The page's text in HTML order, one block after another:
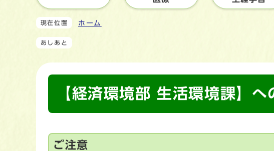
現在位置 ホーム
あしあと
【経済環境部 生活環境課】
ご注意